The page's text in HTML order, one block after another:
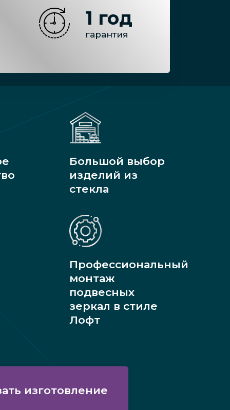
1 год
гарантия
Большой выбор
изделий из
стекла
Профессиональный
монтаж
подвесных
зеркал в стиле
Лофт
изготовление